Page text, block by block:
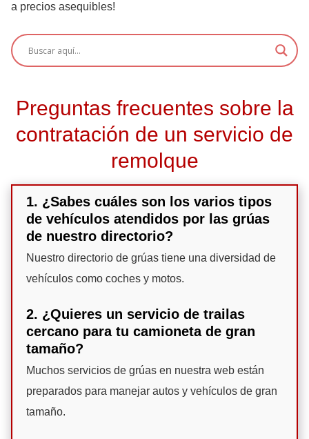
a precios asequibles!
Preguntas frecuentes sobre la
contratación de un servicio de
remolque
1. ¿Sabes cuáles son los varios tipos
de vehículos atendidos por las grúas
de nuestro directorio?
Nuestro directorio de grúas tiene una diversidad de
vehículos como coches y motos.
2. ¿Quieres un servicio de trailas
cercano para tu camioneta de gran
tamaño?
Muchos servicios de grúas en nuestra web están
preparados para manejar autos y vehículos de gran
tamaño.